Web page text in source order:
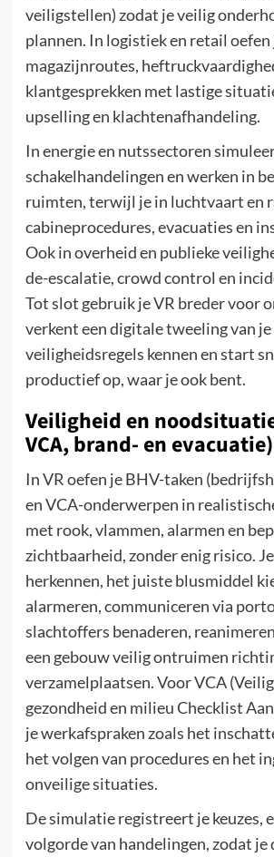
veiligstellen) zodat je veilig
plannen. In logistiek en retail
magazijnroutes,
klantgesprekken met lastige
upselling en klachtenafhandeling.
In energie en nutssectoren
schakelhandelingen en werken in
ruimten, terwijl je in luchtvaart en
cabineprocedures, evacuaties en
Ook in overheid en publieke
de-escalatie, crowd control en
Tot slot gebruik je VR breder voor
verkent een digitale tweeling van
veiligheidsregels kennen en start
productief op, waar je ook bent.
Veiligheid en
VCA, brand- en evacuatie)
In VR oefen je BHV-taken
en VCA-onderwerpen in
met rook, vlammen, alarmen en
zichtbaarheid, zonder enig risico.
herkennen, het juiste blusmiddel
alarmeren, communiceren via
slachtoffers benaderen,
een gebouw veilig ontruimen
verzamelplaatsen. Voor VCA
gezondheid en milieu Checklist
je werkafspraken zoals het
het volgen van procedures en het
onveilige situaties.
De simulatie registreert je keuzes,
volgorde van handelingen, zodat je